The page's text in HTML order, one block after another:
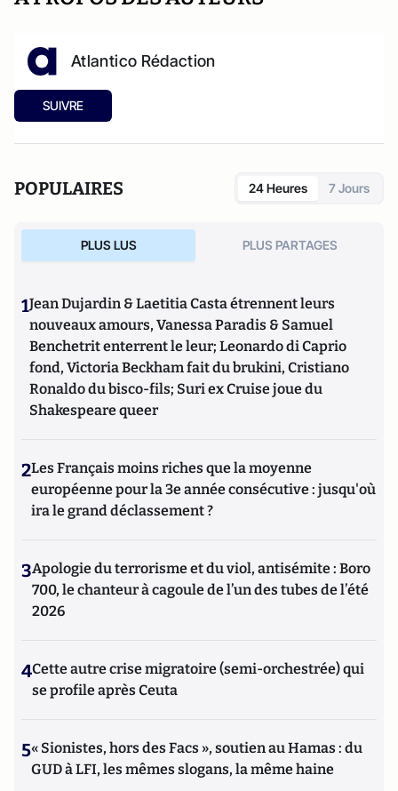
Atlantico Rédaction
SUIVRE
POPULAIRES 24 Heures 7 Jours
PLUS LUS PLUS PARTAGES
1Jean Dujardin & Laetitia Casta étrennent leurs
nouveaux amours, Vanessa Paradis & Samuel
Benchetrit enterrent le leur; Leonardo di Caprio
fond, Victoria Beckham fait du brukini, Cristiano
Ronaldo du bisco-fils; Suri ex Cruise joue du
Shakespeare queer
2Les Français moins riches que la moyenne
européenne pour la 3e année consécutive : jusqu'où
ira le grand déclassement ?
3Apologie du terrorisme et du viol, antisémite : Boro
700, le chanteur à cagoule de l’un des tubes de l’été
2026
4Cette autre crise migratoire (semi-orchestrée) qui
se profile après Ceuta
5« Sionistes, hors des Facs », soutien au Hamas : du
GUD à LFI, les mêmes slogans, la même haine